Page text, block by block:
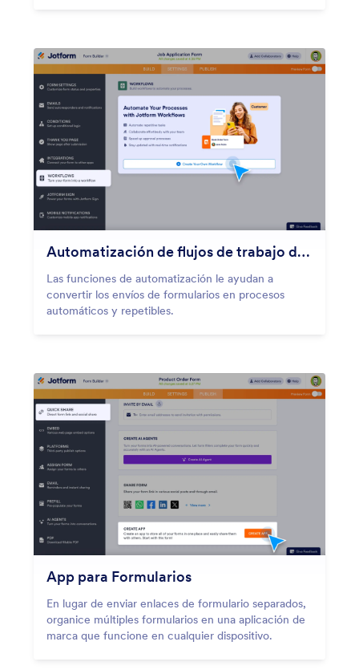
Automatización de flujos de trabajo de formulario
Las funciones de automatización le ayudan a
convertir los envíos de formularios en procesos
automáticos y repetibles.
App para Formularios
En lugar de enviar enlaces de formulario separados,
organice múltiples formularios en una aplicación de
marca que funcione en cualquier dispositivo.